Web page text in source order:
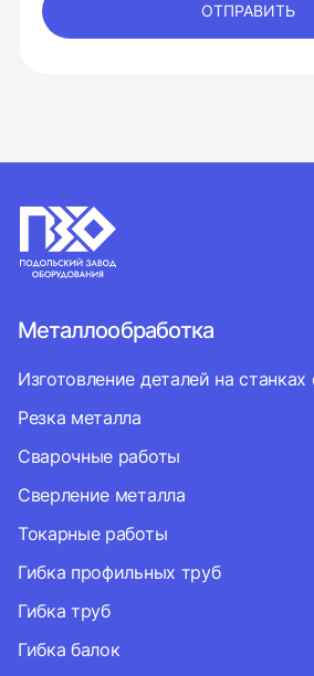
ОТПРАВИТЬ
Металлообработка
Изготовление деталей на
Резка металла
Сварочные работы
Сверление металла
Токарные работы
Гибка профильных труб
Гибка труб
Гибка балок